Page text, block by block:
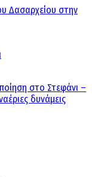
Δασαρχείου στην
στο Στεφάνι –
δυνάμεις